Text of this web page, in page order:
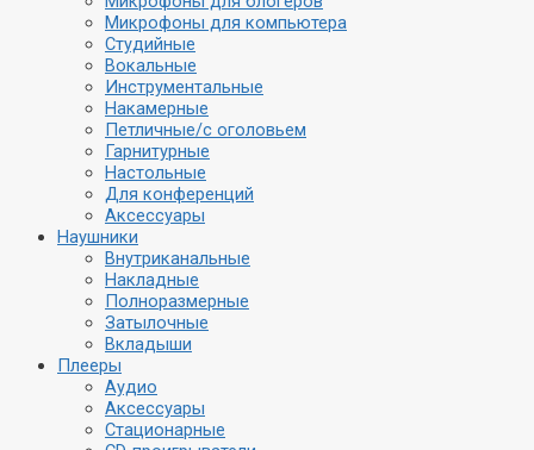
Микрофоны для компьютера
Студийные
Вокальные
Инструментальные
Накамерные
Петличные/с оголовьем
Гарнитурные
Настольные
Для конференций
Аксессуары
Наушники
Внутриканальные
Накладные
Полноразмерные
Затылочные
Вкладыши
Плееры
Аудио
Аксессуары
Стационарные